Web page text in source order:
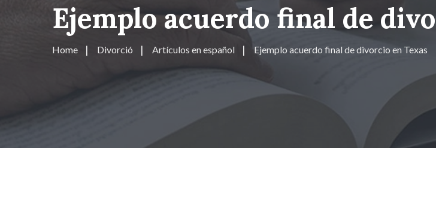
Ejemplo acuerdo final de
Home Divorció Artículos en español Ejemplo acuerdo final de divorcio en Texas